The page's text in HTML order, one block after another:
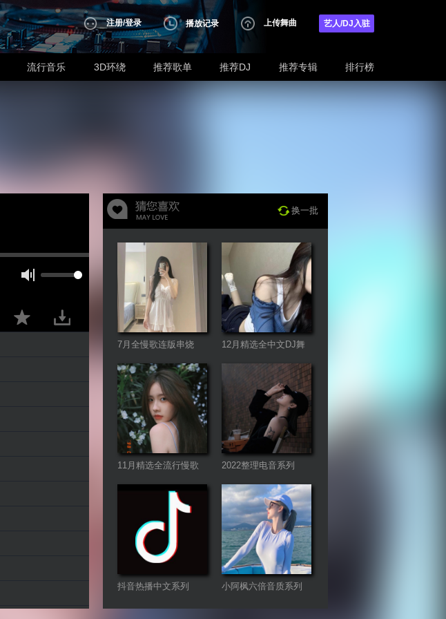
注册/登录 播放记录 上传舞曲 艺人/DJ入驻
流行音乐 3D环绕 推荐歌单 推荐DJ 推荐专辑 排行榜
换一批
7月全慢歌连版串烧
12月精选全中文DJ舞
曲系列
11月精选全流行慢歌
连版
2022整理电音系列
抖音热播中文系列
小阿枫六倍音质系列